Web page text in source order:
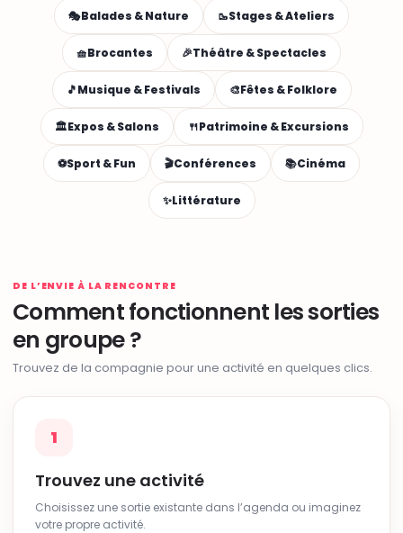
🎭Balades & Nature 🥾Stages & Ateliers
🧺Brocantes 🎉Théâtre & Spectacles
🎵Musique & Festivals 🎨Fêtes & Folklore
🏛️Expos & Salons 🍴Patrimoine & Excursions
⚽Sport & Fun 🎬Conférences 📚Cinéma
✨Littérature
DE L’ENVIE À LA RENCONTRE
Comment fonctionnent les sorties
en groupe ?
Trouvez de la compagnie pour une activité en quelques clics.
1
Trouvez une activité
Choisissez une sortie existante dans l’agenda ou imaginez
votre propre activité.